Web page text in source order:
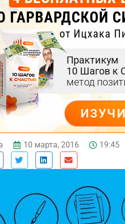
ГАРВАРДСКОЙ
от Ицхака
Практикум
10 Шагов к
метод
10 марта, 2016 19:45
синдрома